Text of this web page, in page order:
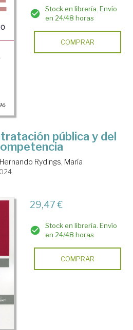
Stock en librería. Envío
en 24/48 horas
COMPRAR
pública y del
Hernando Rydings, María
29,47 €
Stock en librería. Envío
en 24/48 horas
COMPRAR